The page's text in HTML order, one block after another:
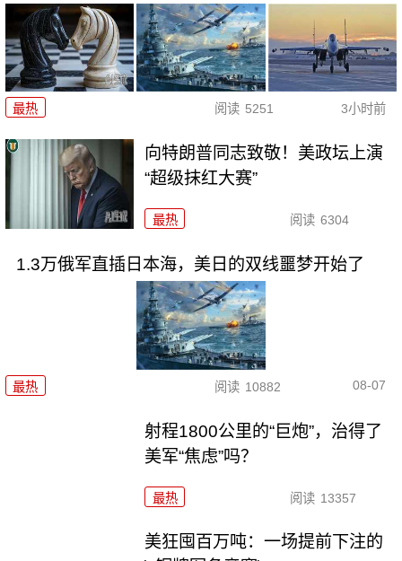
最热 阅读 5251 3小时前
向特朗普同志致敬！美政坛上演
“超级抹红大赛”
最热 阅读 6304
1.3万俄军直插日本海，美日的双线噩梦开始了
最热 阅读 10882 08-07
射程1800公里的“巨炮”，治得了
美军“焦虑”吗？
最热 阅读 13357
美狂囤百万吨：一场提前下注的